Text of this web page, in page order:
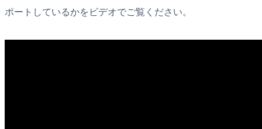
ポートしているかをビデオでご覧ください。